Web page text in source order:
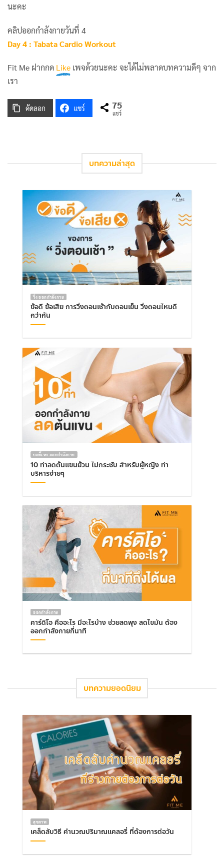
นะคะ
คลิปออกกำลังกายวันที่ 4
Day 4 : Tabata Cardio Workout
Fit Me ฝากกด Like เพจด้วยนะคะ จะได้ไม่พลาดบทความดีๆ จาก
เรา
คัดลอก แชร์ 75
แชร์
บทความล่าสุด
วิ่ง ออกกำลังกาย
ข้อดี ข้อเสีย การวิ่งตอนเช้ากับตอนเย็น วิ่งตอนไหนดี
กว่ากัน
บอดี้เวท ออกกำลังกาย
10 ท่าลดต้นแขนย้วน ไม่กระชับ สำหรับผู้หญิง ท่า
บริหารง่ายๆ
ออกกำลังกาย
คาร์ดิโอ คืออะไร มีอะไรบ้าง ช่วยลดพุง ลดไขมัน ต้อง
ออกกำลังกายกี่นาที
บทความยอดนิยม
สุขภาพ
เคล็ดลับวิธี คำนวณปริมาณแคลอรี่ ที่ต้องการต่อวัน